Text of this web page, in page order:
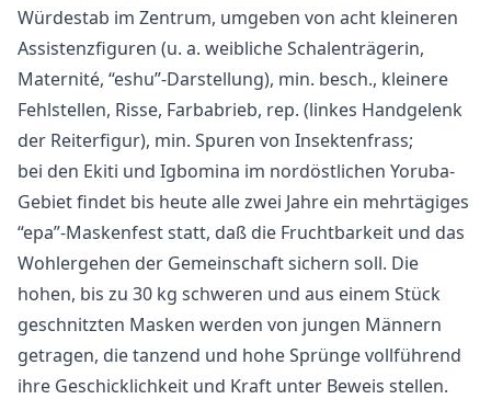
Würdestab im Zentrum, umgeben von acht kleineren
Assistenzfiguren (u. a. weibliche Schalenträgerin,
Maternité, “eshu”-Darstellung), min. besch., kleinere
Fehlstellen, Risse, Farbabrieb, rep. (linkes Handgelenk
der Reiterfigur), min. Spuren von Insektenfrass;
bei den Ekiti und Igbomina im nordöstlichen Yoruba-
Gebiet findet bis heute alle zwei Jahre ein mehrtägiges
“epa”-Maskenfest statt, daß die Fruchtbarkeit und das
Wohlergehen der Gemeinschaft sichern soll. Die
hohen, bis zu 30 kg schweren und aus einem Stück
geschnitzten Masken werden von jungen Männern
getragen, die tanzend und hohe Sprünge vollführend
ihre Geschicklichkeit und Kraft unter Beweis stellen.